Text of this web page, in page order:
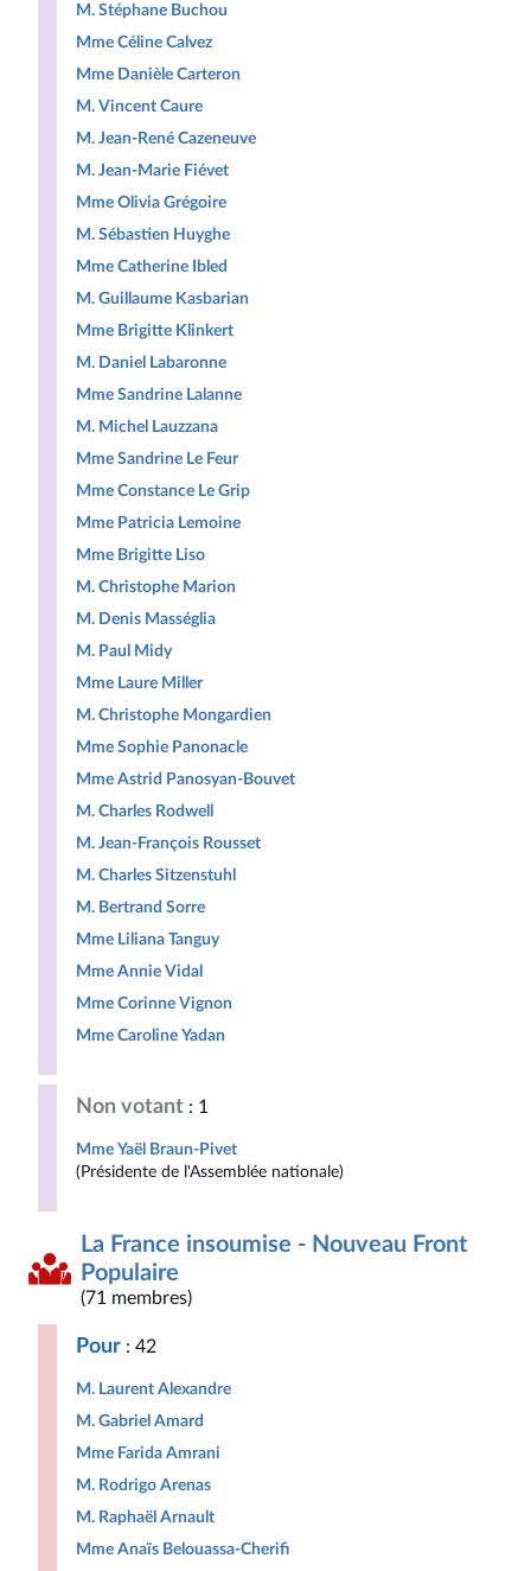
M. Stéphane Buchou
Mme Céline Calvez
Mme Danièle Carteron
M. Vincent Caure
M. Jean-René Cazeneuve
M. Jean-Marie Fiévet
Mme Olivia Grégoire
M. Sébastien Huyghe
Mme Catherine Ibled
M. Guillaume Kasbarian
Mme Brigitte Klinkert
M. Daniel Labaronne
Mme Sandrine Lalanne
M. Michel Lauzzana
Mme Sandrine Le Feur
Mme Constance Le Grip
Mme Patricia Lemoine
Mme Brigitte Liso
M. Christophe Marion
M. Denis Masséglia
M. Paul Midy
Mme Laure Miller
M. Christophe Mongardien
Mme Sophie Panonacle
Mme Astrid Panosyan-Bouvet
M. Charles Rodwell
M. Jean-François Rousset
M. Charles Sitzenstuhl
M. Bertrand Sorre
Mme Liliana Tanguy
Mme Annie Vidal
Mme Corinne Vignon
Mme Caroline Yadan
Non votant : 1
Mme Yaël Braun-Pivet
(Présidente de l'Assemblée nationale)
La France insoumise - Nouveau Front
Populaire
(71 membres)
Pour : 42
M. Laurent Alexandre
M. Gabriel Amard
Mme Farida Amrani
M. Rodrigo Arenas
M. Raphaël Arnault
Mme Anaïs Belouassa-Cherifi